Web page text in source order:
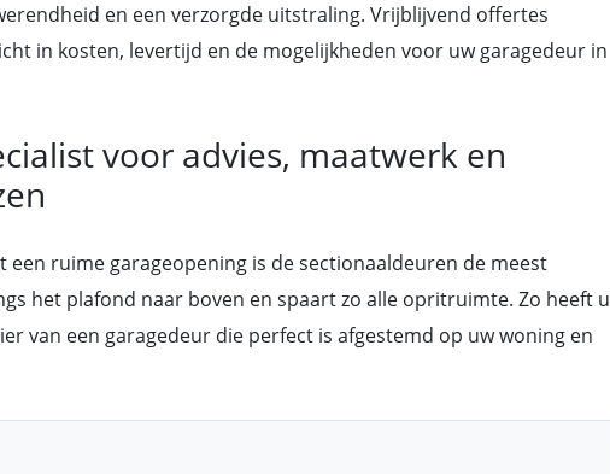
en een verzorgde uitstraling. Vrijblijvend offertes
in kosten, levertijd en de mogelijkheden voor uw garagedeur in
voor advies, maatwerk en
een ruime garageopening is de sectionaaldeuren de meest
het plafond naar boven en spaart zo alle opritruimte. Zo heeft u
van een garagedeur die perfect is afgestemd op uw woning en